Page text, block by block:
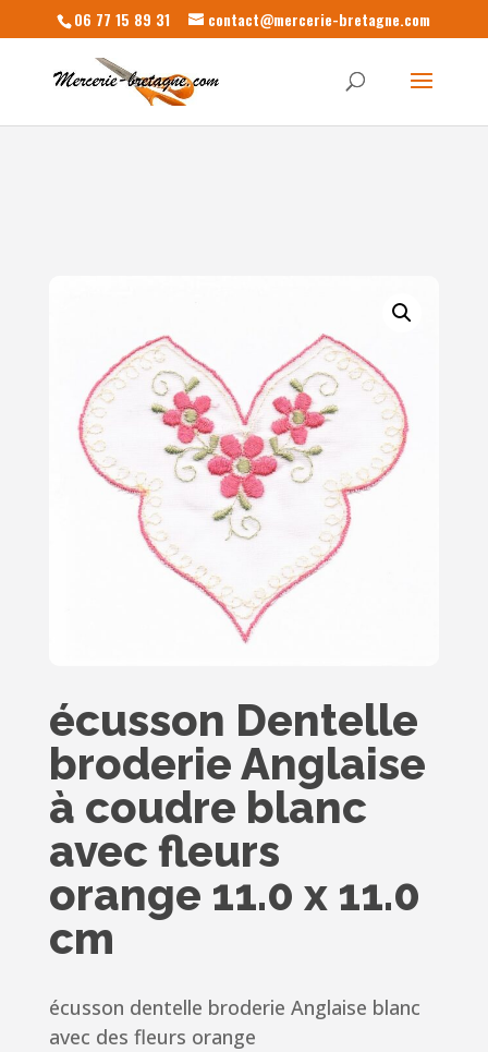
06 77 15 89 31 contact@mercerie-bretagne.com
écusson Dentelle
broderie Anglaise
à coudre blanc
avec fleurs
orange 11.0 x 11.0
cm
écusson dentelle broderie Anglaise blanc
avec des fleurs orange